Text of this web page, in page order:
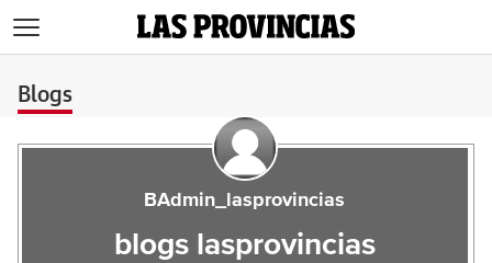
Blogs
BAdmin_lasprovincias
blogs lasprovincias